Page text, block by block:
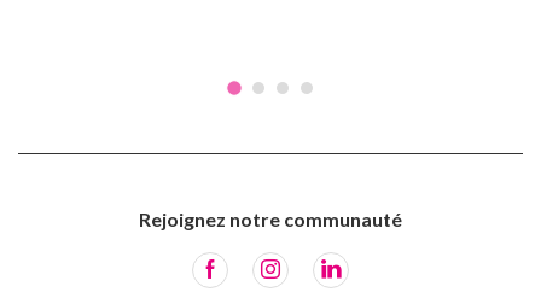
Rejoignez notre communauté